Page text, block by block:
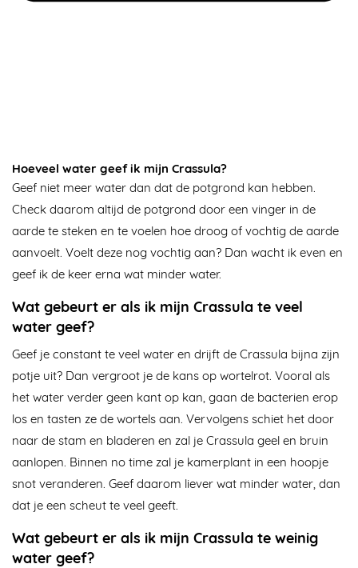
Hoeveel water geef ik mijn Crassula?
Geef niet meer water dan dat de potgrond kan hebben.
Check daarom altijd de potgrond door een vinger in de
aarde te steken en te voelen hoe droog of vochtig de aarde
aanvoelt. Voelt deze nog vochtig aan? Dan wacht ik even en
geef ik de keer erna wat minder water.
Wat gebeurt er als ik mijn Crassula te veel
water geef?
Geef je constant te veel water en drijft de Crassula bijna zijn
potje uit? Dan vergroot je de kans op wortelrot. Vooral als
het water verder geen kant op kan, gaan de bacterien erop
los en tasten ze de wortels aan. Vervolgens schiet het door
naar de stam en bladeren en zal je Crassula geel en bruin
aanlopen. Binnen no time zal je kamerplant in een hoopje
snot veranderen. Geef daarom liever wat minder water, dan
dat je een scheut te veel geeft.
Wat gebeurt er als ik mijn Crassula te weinig
water geef?